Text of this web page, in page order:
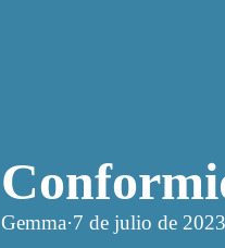
Gemma·7 de julio de 2023